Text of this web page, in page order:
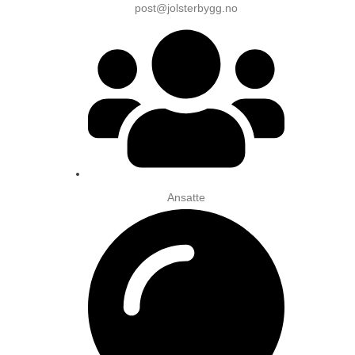
post@jolsterbygg.no
Ansatte